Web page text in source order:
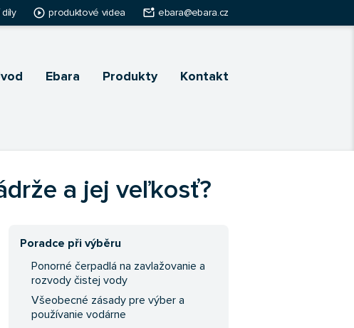
play_circle_outline produktové videa mark_email_unread ebara@ebara.cz
Ebara Produkty Kontakt
a jej veľkosť?
Poradce při výběru
Ponorné čerpadlá na zavlažovanie a
rozvody čistej vody
Všeobecné zásady pre výber a
používanie vodárne